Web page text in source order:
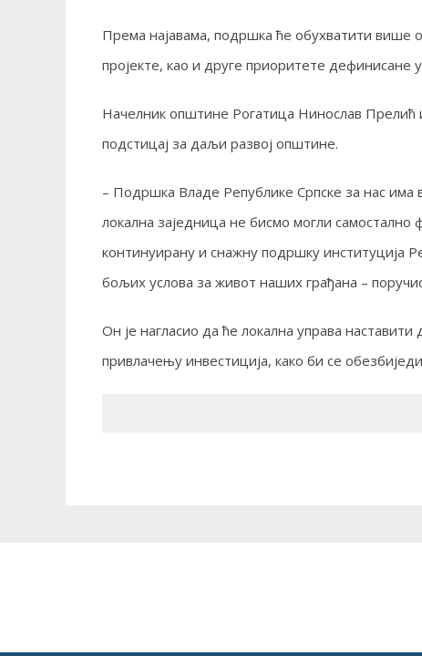
Према најавама, подршка ће обухватити више
пројекте, као и друге приоритете дефинисане
Начелник општине Рогатица Нинослав Прелић
подстицај за даљи развој општине.
– Подршка Владе Републике Српске за нас има
локална заједница не бисмо могли
континуирану и снажну подршку институција
бољих услова за живот наших грађана –
Он је нагласио да ће локална управа
привлачењу инвестиција, како би се